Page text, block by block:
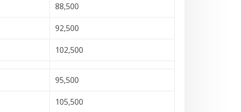
88,500
92,500
102,500
95,500
105,500